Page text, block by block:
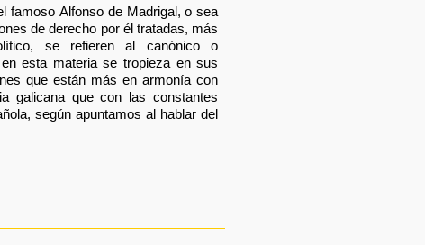
famoso Alfonso de Madrigal, o sea
de derecho por él tratadas, más
se refieren al canónico o
esta materia se tropieza en sus
que están más en armonía con
galicana que con las constantes
según apuntamos al hablar del